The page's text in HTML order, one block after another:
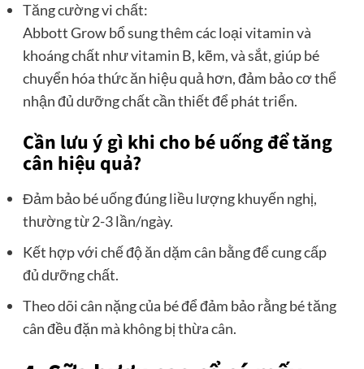
Tăng cường vi chất:
Abbott Grow bổ sung thêm các loại vitamin và
khoáng chất như vitamin B, kẽm, và sắt, giúp bé
chuyển hóa thức ăn hiệu quả hơn, đảm bảo cơ thể
nhận đủ dưỡng chất cần thiết để phát triển.
Cần lưu ý gì khi cho bé uống để tăng
cân hiệu quả?
Đảm bảo bé uống đúng liều lượng khuyến nghị,
thường từ 2-3 lần/ngày.
Kết hợp với chế độ ăn dặm cân bằng để cung cấp
đủ dưỡng chất.
Theo dõi cân nặng của bé để đảm bảo rằng bé tăng
cân đều đặn mà không bị thừa cân.